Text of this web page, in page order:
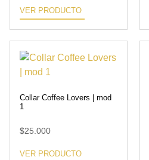
VER PRODUCTO
Collar Coffee Lovers | mod
1
$25.000
VER PRODUCTO